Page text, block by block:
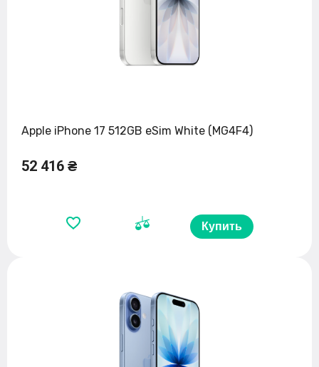
Apple iPhone 17 512GB eSim White (MG4F4)
52 416 ₴
Купить